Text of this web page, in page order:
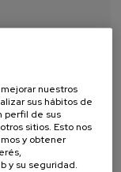
nuestros
sus hábitos de
perfil de sus
sitios. Esto nos
y obtener
y su seguridad.